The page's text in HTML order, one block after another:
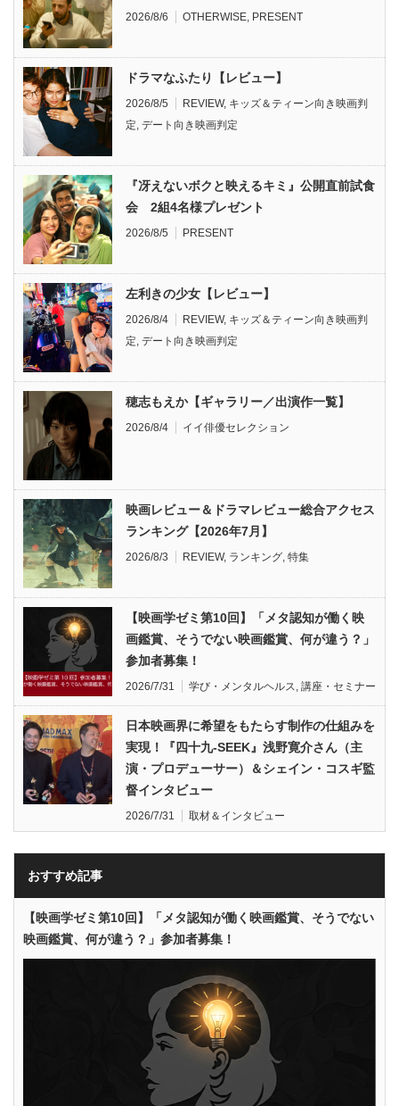
2026/8/6 OTHERWISE, PRESENT
ドラマなふたり【レビュー】
2026/8/5 REVIEW, キッズ＆ティーン向き映画判
定, デート向き映画判定
『冴えないボクと映えるキミ』公開直前試食
会 2組4名様プレゼント
2026/8/5 PRESENT
左利きの少女【レビュー】
2026/8/4 REVIEW, キッズ＆ティーン向き映画判
定, デート向き映画判定
穂志もえか【ギャラリー／出演作一覧】
2026/8/4 イイ俳優セレクション
映画レビュー＆ドラマレビュー総合アクセス
ランキング【2026年7月】
2026/8/3 REVIEW, ランキング, 特集
【映画学ゼミ第10回】「メタ認知が働く映
画鑑賞、そうでない映画鑑賞、何が違う？」
参加者募集！
2026/7/31 学び・メンタルヘルス, 講座・セミナー
日本映画界に希望をもたらす制作の仕組みを
実現！『四十九-SEEK』浅野寛介さん（主
演・プロデューサー）＆シェイン・コスギ監
督インタビュー
2026/7/31 取材＆インタビュー
おすすめ記事
【映画学ゼミ第10回】「メタ認知が働く映画鑑賞、そうでない
映画鑑賞、何が違う？」参加者募集！